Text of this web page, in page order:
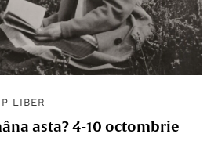
LIBER
asta? 4-10 octombrie